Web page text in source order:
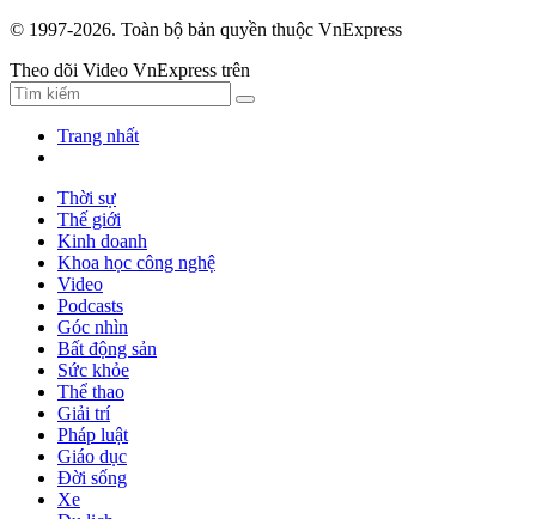
© 1997-2026. Toàn bộ bản quyền thuộc VnExpress
Theo dõi Video VnExpress trên
Trang nhất
Thời sự
Thế giới
Kinh doanh
Khoa học công nghệ
Video
Podcasts
Góc nhìn
Bất động sản
Sức khỏe
Thể thao
Giải trí
Pháp luật
Giáo dục
Đời sống
Xe